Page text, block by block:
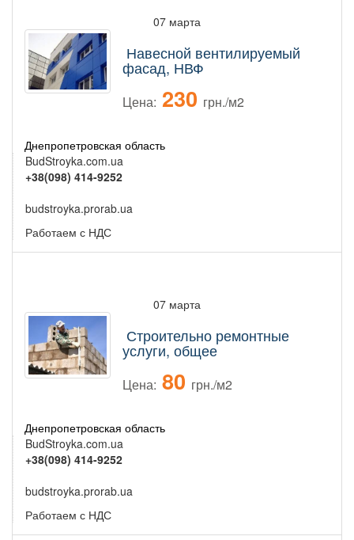
07 марта
Навесной вентилируемый
фасад, НВФ
Цена: 230 грн./м2
Днепропетровская область
BudStroyka.com.ua
+38(098) 414-9252
budstroyka.prorab.ua
Работаем с НДС
07 марта
Строительно ремонтные
услуги, общее
Цена: 80 грн./м2
Днепропетровская область
BudStroyka.com.ua
+38(098) 414-9252
budstroyka.prorab.ua
Работаем с НДС